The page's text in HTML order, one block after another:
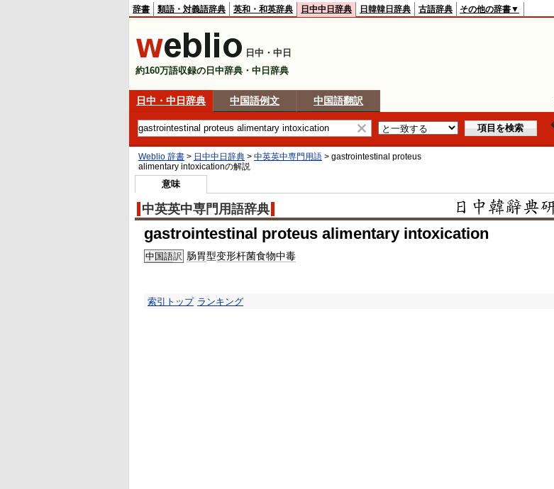
辞書 類語・対義語辞典 英和・和英辞典 日中中日辞典 日韓韓日辞典 古語辞典 その他の辞書▼
日中・中日
約160万語収録の日中辞典・中日辞典
日中・中日辞典 中国語例文 中国語翻訳
Weblio 辞書 > 日中中日辞典 > 中英英中専門用語 > gastrointestinal proteus
alimentary intoxicationの解説
意味
中英英中専門用語辞典
gastrointestinal proteus alimentary intoxication
中国語訳 肠胃型变形杆菌食物中毒
索引トップ ランキング